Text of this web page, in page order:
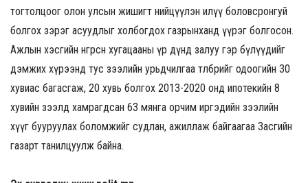
тогтолцоог олон улсын жишигт нийцүүлэн илүү боловсронгуй
болгох зэрэг асуудлыг холбогдох газрынханд үүрэг болгосон.
Ажлын хэсгийн өнгөрсөн хугацааны үр дүнд залуу гэр бүлүүдийг
дэмжих хүрээнд тус зээлийн урьдчилгаа төлбөрийг одоогийн 30
хувиас багасгаж, 20 хувь болгох 2013-2020 онд ипотекийн 8
хувийн зээлд хамрагдсан 63 мянга орчим иргэдийн зээлийн
хүүг бууруулах боломжийг судлан, ажиллаж байгаагаа Засгийн
газарт танилцуулж байна.